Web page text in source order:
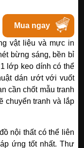
Mua ngay
vật liệu và mực in
bừng sáng, bền bỉ
lớp keo dính có thể
dán ướt với vuốt
cần chốt mẫu tranh
chuyển tranh và lắp
nội thất có thể liên
ứng tốt nhất. Thư